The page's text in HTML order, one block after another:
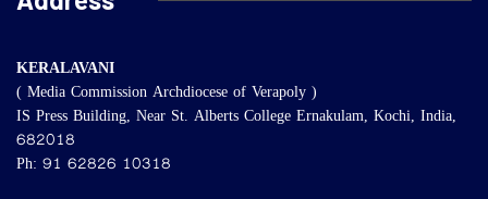
KERALAVANI
( Media Commission Archdiocese of Verapoly )
IS Press Building, Near St. Alberts College Ernakulam, Kochi, India,
682018
Ph: 91 62826 10318